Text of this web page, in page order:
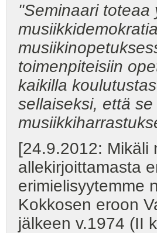
"Seminaari toteaa
toimenpiteisiin
kaikilla
sellaiseksi, että
[24.9.2012: Mikäli
allekirjoittamasta
erimielisyytemme
Kokkosen eroon
jälkeen v.1974 (II